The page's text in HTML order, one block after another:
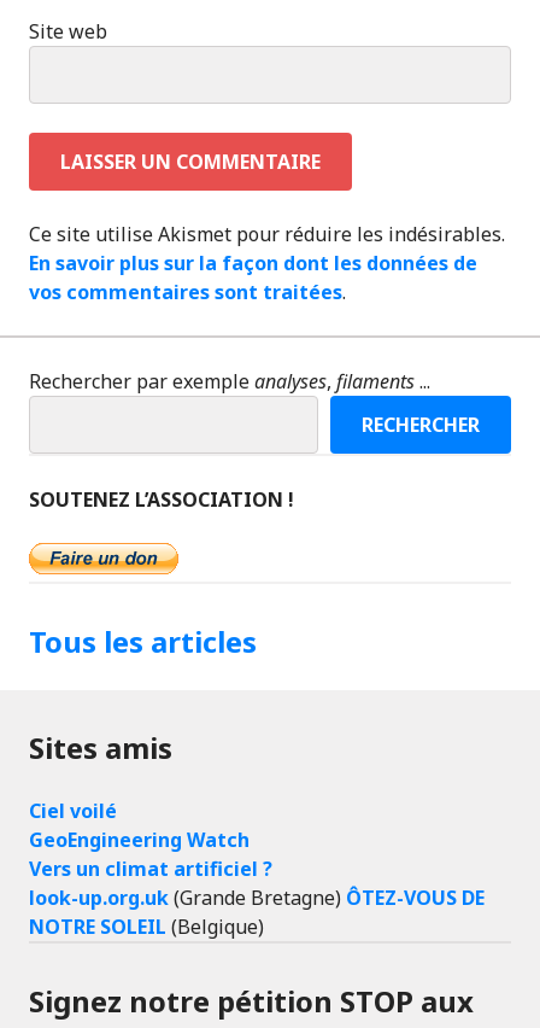
Site web
Ce site utilise Akismet pour réduire les indésirables.
En savoir plus sur la façon dont les données de
vos commentaires sont traitées.
Rechercher par exempleanalyses, filaments...
RECHERCHER
SOUTENEZ L’ASSOCIATION !
Tous les articles
Sites amis
Ciel voilé
GeoEngineering Watch
Vers un climat artificiel ?
look-up.org.uk(Grande Bretagne) ÔTEZ-VOUS DE
NOTRE SOLEIL (Belgique)
Signez notre pétition STOP aux